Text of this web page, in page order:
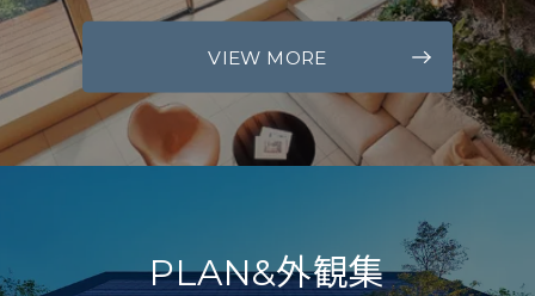
VIEW MORE
PLAN&外観集